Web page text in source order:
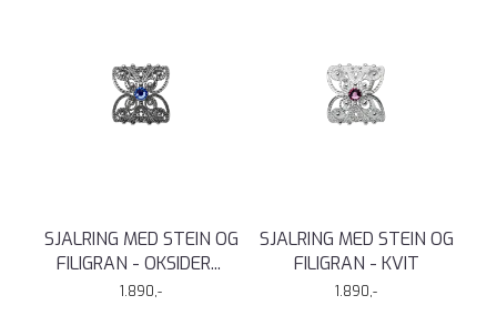
SJALRING MED STEIN OG
FILIGRAN - OKSIDER...
1.890,-
SJALRING MED STEIN OG
FILIGRAN - KVIT
1.890,-